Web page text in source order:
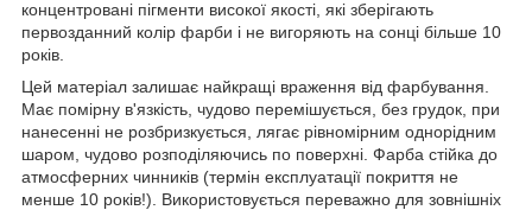
концентровані пігменти високої якості, які зберігають
первозданний колір фарби і не вигоряють на сонці більше 10
років.
Цей матеріал залишає найкращі враження від фарбування.
Має помірну в'язкість, чудово перемішується, без грудок, при
нанесенні не розбризкується, лягає рівномірним однорідним
шаром, чудово розподіляючись по поверхні. Фарба стійка до
атмосферних чинників (термін експлуатації покриття не
менше 10 років!). Використовується переважно для зовнішніх